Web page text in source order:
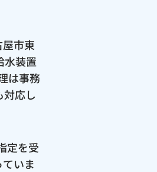
市東
水装置
は事務
応し
定を受
いま